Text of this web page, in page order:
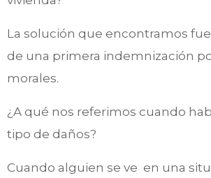
La solución que encontramos
de una primera indemnización
morales.
¿A qué nos referimos cuando
tipo de daños?
Cuando alguien se ve en una